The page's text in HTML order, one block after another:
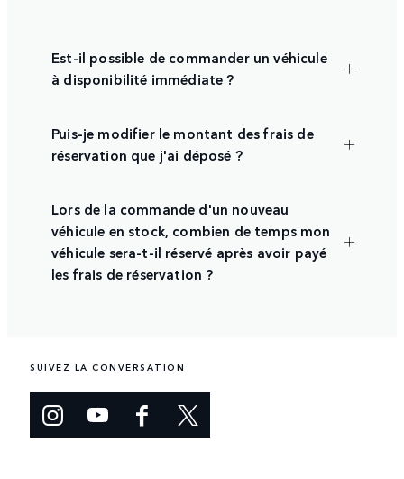
Est-il possible de commander un véhicule
à disponibilité immédiate ?
Puis-je modifier le montant des frais de
réservation que j'ai déposé ?
Lors de la commande d'un nouveau
véhicule en stock, combien de temps mon
véhicule sera-t-il réservé après avoir payé
les frais de réservation ?
SUIVEZ LA CONVERSATION